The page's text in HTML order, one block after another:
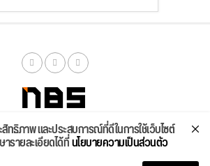
ความ รีวิวล่าสุด บทความยอดนิยม ติดต่อเรา
ทธิภาพ และประสบการณ์ที่ดีในการใช้เว็บไซต์
ายละเอียดได้ที่นโยบายความเป็นส่วนตัว